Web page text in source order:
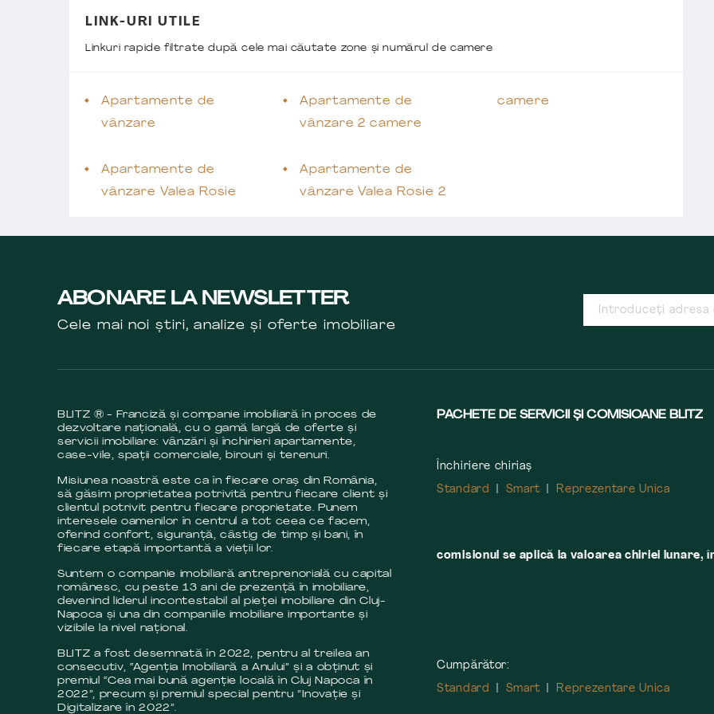
LINK-URI UTILE
Linkuri rapide filtrate după cele mai căutate zone și numărul de camere
Apartamente de
vânzare
Apartamente de
vânzare Valea Rosie
Apartamente de
vânzare 2 camere
Apartamente de
vânzare Valea Rosie 2
camere
ABONARE LA NEWSLETTER
Cele mai noi știri, analize și oferte imobiliare
BLITZ ® - Franciză și companie imobiliară în proces de
dezvoltare națională, cu o gamă largă de oferte și
servicii imobiliare: vânzări și închirieri apartamente,
case-vile, spații comerciale, birouri și terenuri.
Misiunea noastră este ca în fiecare oraș din România,
să găsim proprietatea potrivită pentru fiecare client și
clientul potrivit pentru fiecare proprietate. Punem
interesele oamenilor în centrul a tot ceea ce facem,
oferind confort, siguranță, câstig de timp și bani, în
fiecare etapă importantă a vieții lor.
Suntem o companie imobiliară antreprenorială cu capital
românesc, cu peste 13 ani de prezență în imobiliare,
devenind liderul incontestabil al pieței imobiliare din Cluj-
Napoca și una din companiile imobiliare importante și
vizibile la nivel național.
BLITZ a fost desemnată în 2022, pentru al treilea an
consecutiv, “Agenția Imobiliară a Anului” și a obținut și
premiul “Cea mai bună agenție locală în Cluj Napoca în
2022”, precum și premiul special pentru ”Inovație și
Digitalizare în 2022”.
PACHETE DE SERVICII ȘI COMISIOANE BLITZ
Închiriere chiriaș
Standard
Smart Reprezentare Unica
comisionul se aplică la valoarea chiriei
Cumpărător:
Standard
Smart Reprezentare Unica